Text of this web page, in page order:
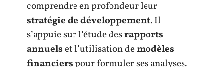
comprendre en profondeur leur
stratégie de développement. Il
s’appuie sur l’étude desrapports
annuelset l’utilisation demodèles
financierspour formuler ses analyses.